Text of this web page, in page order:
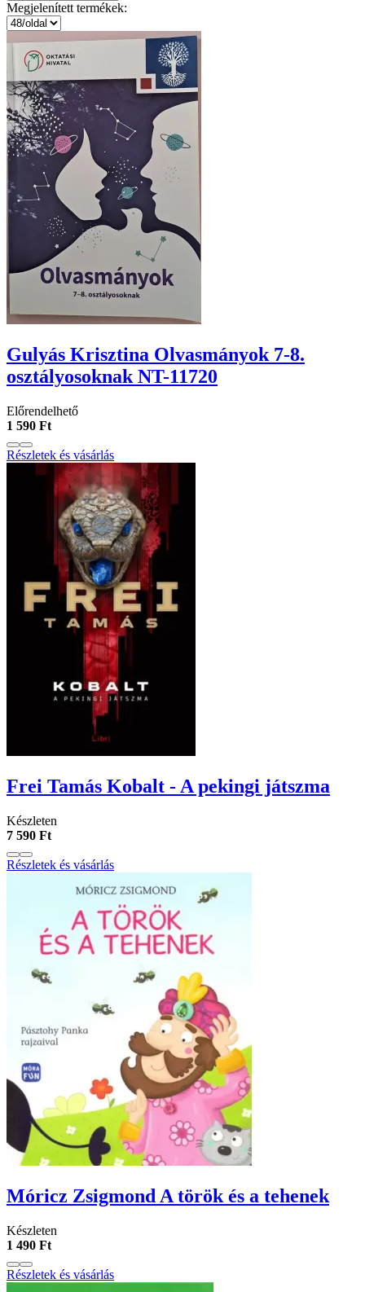
Megjelenített termékek:
Gulyás Krisztina Olvasmányok 7-8.
osztályosoknak NT-11720
Előrendelhető
1 590 Ft
Részletek és vásárlás
Frei Tamás Kobalt - A pekingi játszma
Készleten
7 590 Ft
Részletek és vásárlás
Móricz Zsigmond A török és a tehenek
Készleten
1 490 Ft
Részletek és vásárlás